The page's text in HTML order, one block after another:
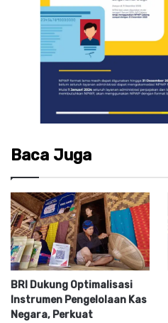
Baca Juga
BRI Dukung Optimalisasi
Instrumen Pengelolaan Kas
Negara, Perkuat